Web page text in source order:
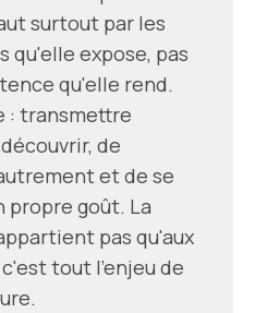
surtout par les
qu'elle expose, pas
qu'elle rend.
: transmettre
de
et de se
propre goût. La
pas qu'aux
tout l'enjeu de